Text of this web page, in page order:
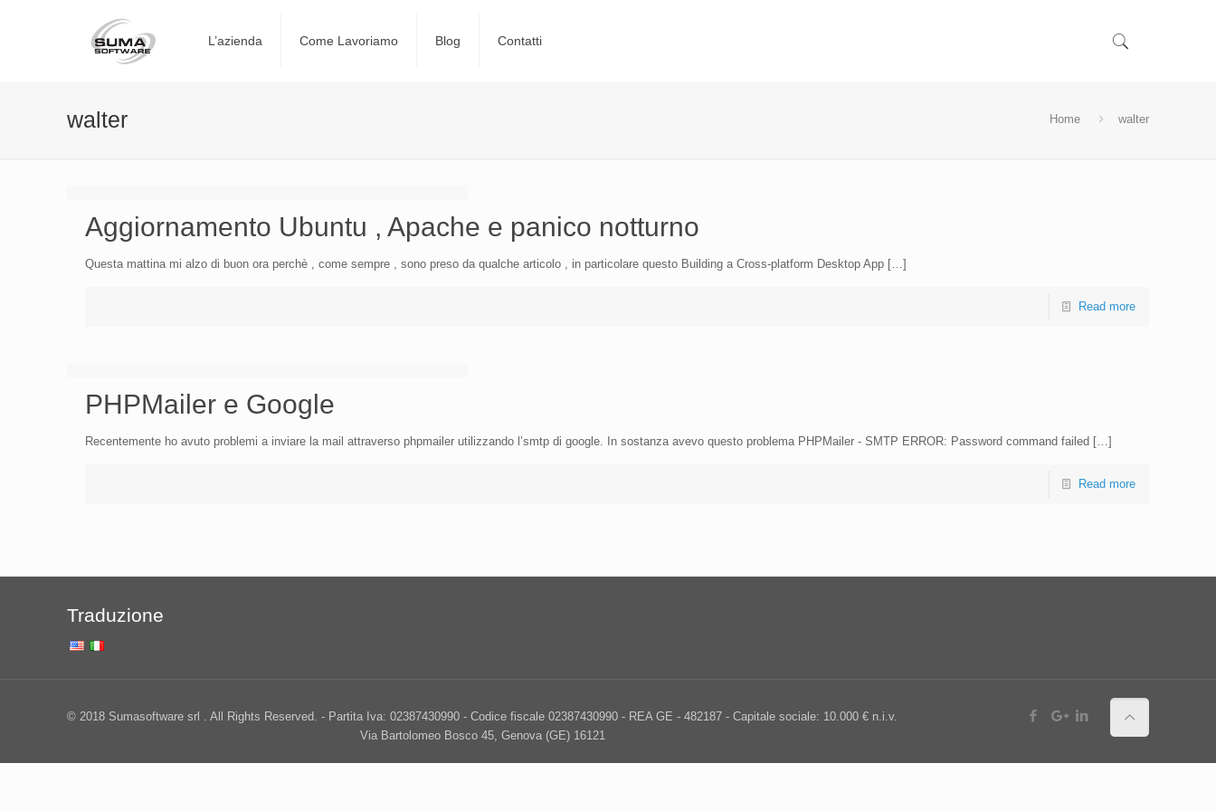
L’azienda Come Lavoriamo Blog Contatti
walter Home walter
Aggiornamento Ubuntu , Apache e panico notturno
Questa mattina mi alzo di buon ora perchè , come sempre , sono preso da qualche articolo , in particolare questo Building a Cross-platform Desktop App […]
Read more
PHPMailer e Google
Recentemente ho avuto problemi a inviare la mail attraverso phpmailer utilizzando l’smtp di google. In sostanza avevo questo problema PHPMailer - SMTP ERROR: Password command failed […]
Read more
Traduzione
© 2018 Sumasoftware srl . All Rights Reserved. - Partita Iva: 02387430990 - Codice fiscale 02387430990 - REA GE - 482187 - Capitale sociale: 10.000 € n.i.v.
Via Bartolomeo Bosco 45, Genova (GE) 16121